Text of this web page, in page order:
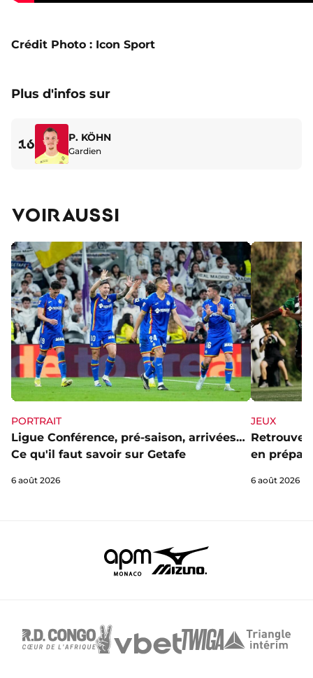
Crédit Photo : Icon Sport
Plus d'infos sur
16 P. KÖHN
Gardien
VOIR AUSSI
PORTRAIT
Ligue Conférence, pré-saison, arrivées…
Ce qu'il faut savoir sur Getafe
6 août 2026
JEUX
Retrouve
en prépa'
6 août 2026